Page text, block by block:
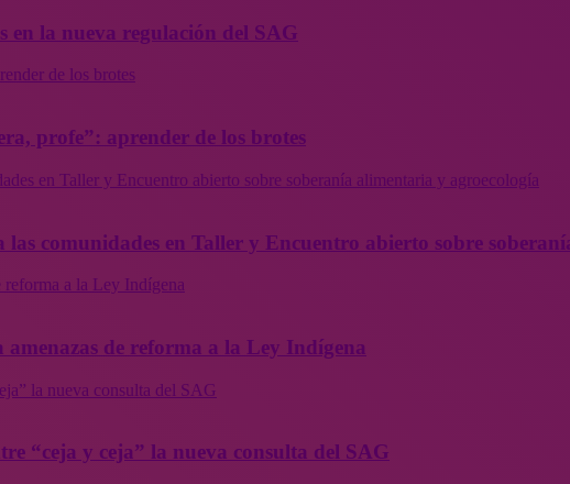
en la nueva regulación del SAG
de los brotes
profe”: aprender de los brotes
en Taller y Encuentro abierto sobre soberanía alimentaria y agroecología
las comunidades en Taller y Encuentro abierto sobre
reforma a la Ley Indígena
de reforma a la Ley Indígena
la nueva consulta del SAG
“ceja y ceja” la nueva consulta del SAG